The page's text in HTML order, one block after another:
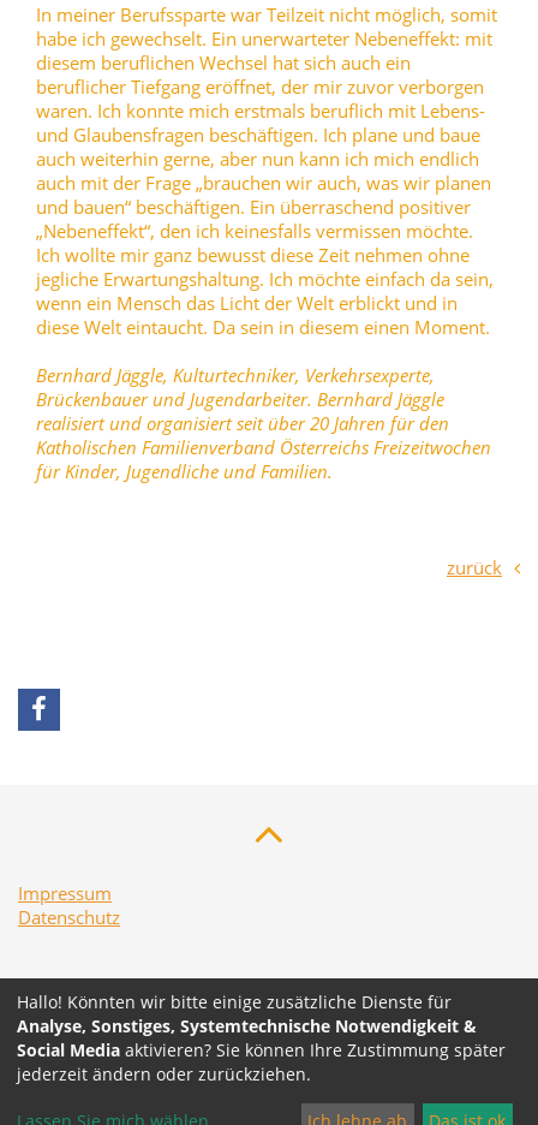
In meiner Berufssparte war Teilzeit nicht möglich, somit
habe ich gewechselt. Ein unerwarteter Nebeneffekt: mit
diesem beruflichen Wechsel hat sich auch ein
beruflicher Tiefgang eröffnet, der mir zuvor verborgen
waren. Ich konnte mich erstmals beruflich mit Lebens-
und Glaubensfragen beschäftigen. Ich plane und baue
auch weiterhin gerne, aber nun kann ich mich endlich
auch mit der Frage „brauchen wir auch, was wir planen
und bauen“ beschäftigen. Ein überraschend positiver
„Nebeneffekt“, den ich keinesfalls vermissen möchte.
Ich wollte mir ganz bewusst diese Zeit nehmen ohne
jegliche Erwartungshaltung. Ich möchte einfach da sein,
wenn ein Mensch das Licht der Welt erblickt und in
diese Welt eintaucht. Da sein in diesem einen Moment.
Bernhard Jäggle, Kulturtechniker, Verkehrsexperte,
Brückenbauer und Jugendarbeiter. Bernhard Jäggle
realisiert und organisiert seit über 20 Jahren für den
Katholischen Familienverband Österreichs Freizeitwochen
für Kinder, Jugendliche und Familien.
zurück
Impressum
Datenschutz
Diese Seite wird unterstützt mit Mitteln des
Bundesministeriums für Frauen, Familien und Jugend.
Hallo! Könnten wir bitte einige zusätzliche Dienste für
Analyse, Sonstiges, Systemtechnische Notwendigkeit &
Social Media aktivieren? Sie können Ihre Zustimmung später
jederzeit ändern oder zurückziehen.